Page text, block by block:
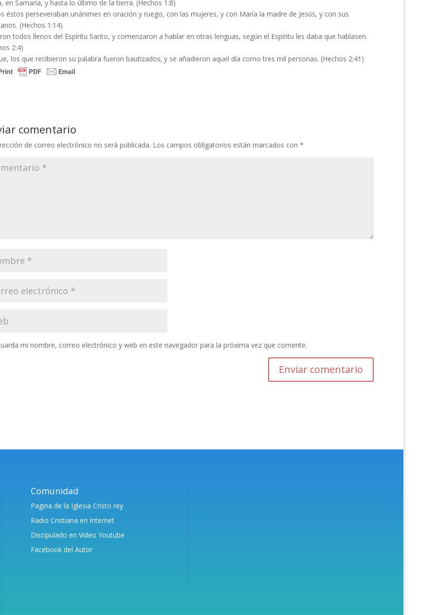
en Samaria, y hasta lo último de la tierra. (Hechos 1:8)
éstos perseveraban unánimes en oración y ruego, con las mujeres, y con María la madre de Jesús, y con sus
(Hechos 1:14)
todos llenos del Espíritu Santo, y comenzaron a hablar en otras lenguas, según el Espíritu les daba que hablasen.
2:4)
los que recibieron su palabra fueron bautizados; y se añadieron aquel día como tres mil personas. (Hechos 2:41)
comentario
de correo electrónico no será publicada. Los campos obligatorios están marcados con *
mi nombre, correo electrónico y web en este navegador para la próxima vez que comente.
Comunidad
Pagina de la Iglesia Cristo rey
Radio Cristiana en Internet
Discipulado en Video Youtube
Facebook del Autor